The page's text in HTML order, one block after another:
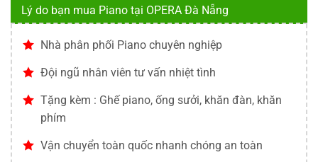
là:
210.000.000₫.
tại
là:
Lý do bạn mua Piano tại OPERA Đà Nẵng
Nhà phân phối Piano chuyên nghiệp
Đội ngũ nhân viên tư vấn nhiệt tình
Tặng kèm : Ghế piano, ống sưởi, khăn đàn, khăn
phím
Vận chuyển toàn quốc nhanh chóng an toàn